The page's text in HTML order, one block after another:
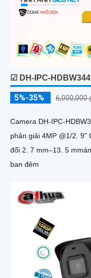
☑ DH-IPC-
5%-35% 6,000,000
Camera DH-IPC-HDBW3449RP-ZAS-IL là loại camera có độ
phân giải 4MP @1/2. 9"
đổi 2. 7 mm–13. 5
ban đêm